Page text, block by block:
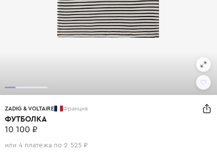
ZADIG & VOLTAIRE Франция
ФУТБОЛКА
10 100 ₽
или 4 платежа по 2 525 ₽